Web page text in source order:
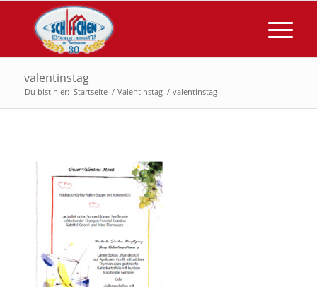
valentinstag
Du bist hier: Startseite / Valentinstag / valentinstag